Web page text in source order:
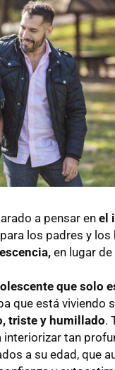
a pensar en el
para los padres y los
en lugar
que solo
que está viviendo
triste y humillado.
interiorizar tan
a su edad, que